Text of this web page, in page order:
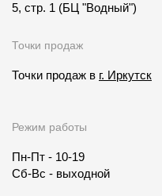
О компании
Контроль качества кровли
Качество фасадов
5, стр. 1 (БЦ "Водный")
Точки продаж
Точки продаж в г. Иркутск
Режим работы
Пн-Пт - 10-19
Сб-Вс - выходной